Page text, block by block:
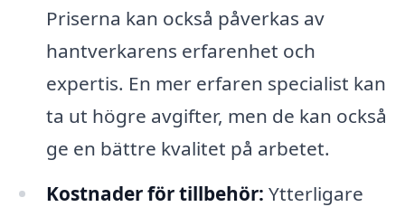
Priserna kan också påverkas av
hantverkarens erfarenhet och
expertis. En mer erfaren specialist kan
ta ut högre avgifter, men de kan också
ge en bättre kvalitet på arbetet.
Kostnader för tillbehör: Ytterligare